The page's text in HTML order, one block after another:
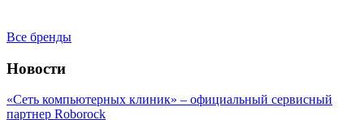
Все бренды
Новости
«Сеть компьютерных клиник» – официальный сервисный
партнер Roborock